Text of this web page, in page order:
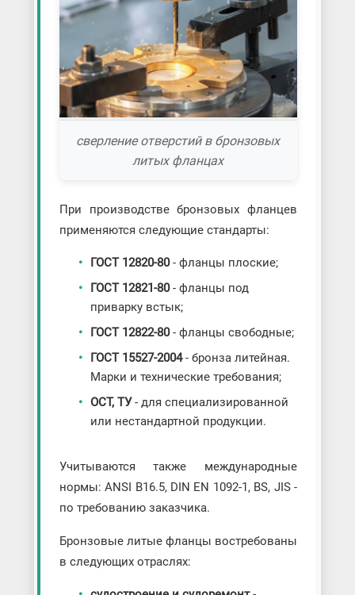
сверление отверстий в бронзовых
литых фланцах
При производстве бронзовых фланцев
применяются следующие стандарты:
ГОСТ 12820-80- фланцы плоские;
ГОСТ 12821-80- фланцы под
приварку встык;
ГОСТ 12822-80- фланцы свободные;
ГОСТ 15527-2004- бронза литейная.
Марки и технические требования;
ОСТ, ТУ- для специализированной
или нестандартной продукции.
Учитываются также международные
нормы: ANSI B16.5, DIN EN 1092-1, BS, JIS -
по требованию заказчика.
Бронзовые литые фланцы востребованы
в следующих отраслях: